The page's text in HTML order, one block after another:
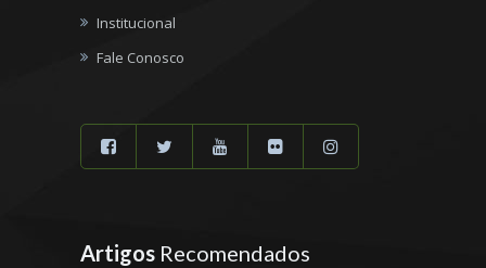
Institucional
Fale Conosco
Artigos Recomendados